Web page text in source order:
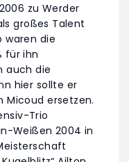
zu Werder
großes Talent
waren die
für ihn
auch die
hier sollte er
Micoud ersetzen.
Trio
Weißen 2004 in